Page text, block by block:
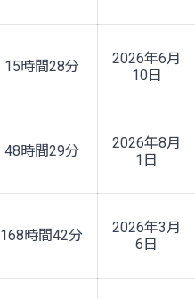
15時間28分
2026年6月
10日
48時間29分
2026年8月
1日
168時間42分
2026年3月
6日